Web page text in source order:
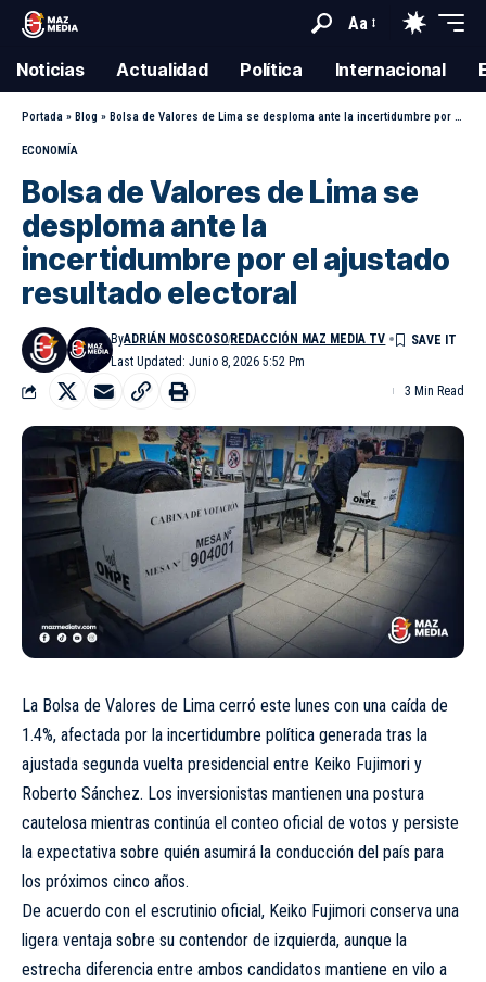
Aa
Noticias Actualidad Política Internacional
Portada » Blog » Bolsa de Valores de Lima se desploma ante la incertidumbre por el ajustado resultado electoral
ECONOMÍA
Bolsa de Valores de Lima se
desploma ante la
incertidumbre por el ajustado
resultado electoral
Last Updated: Junio 8, 2026 5:52 Pm
ByADRIÁN MOSCOSOREDACCIÓN MAZ MEDIA TV
3 Min Read
La Bolsa de Valores de Lima cerró este lunes con una caída de
1.4%, afectada por la incertidumbre política generada tras la
ajustada segunda vuelta presidencial entre Keiko Fujimori y
Roberto Sánchez. Los inversionistas mantienen una postura
cautelosa mientras continúa el conteo oficial de votos y persiste
la expectativa sobre quién asumirá la conducción del país para
los próximos cinco años.
De acuerdo con el escrutinio oficial, Keiko Fujimori conserva una
ligera ventaja sobre su contendor de izquierda, aunque la
estrecha diferencia entre ambos candidatos mantiene en vilo a